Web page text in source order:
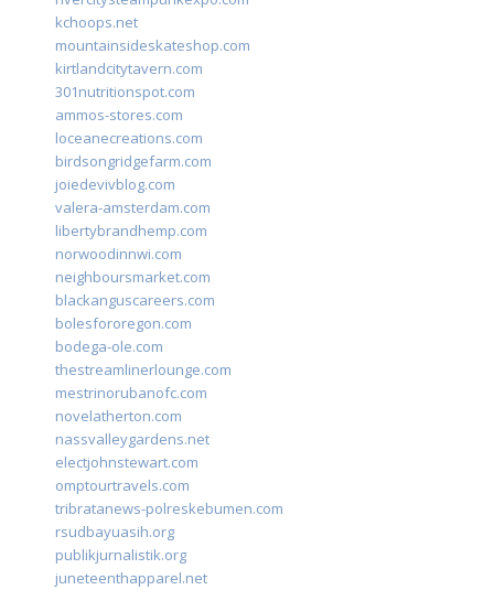
kchoops.net
mountainsideskateshop.com
kirtlandcitytavern.com
301nutritionspot.com
ammos-stores.com
loceanecreations.com
birdsongridgefarm.com
joiedevivblog.com
valera-amsterdam.com
libertybrandhemp.com
norwoodinnwi.com
neighboursmarket.com
blackanguscareers.com
bolesfororegon.com
bodega-ole.com
thestreamlinerlounge.com
mestrinorubanofc.com
novelatherton.com
nassvalleygardens.net
electjohnstewart.com
omptourtravels.com
tribratanews-polreskebumen.com
rsudbayuasih.org
publikjurnalistik.org
juneteenthapparel.net